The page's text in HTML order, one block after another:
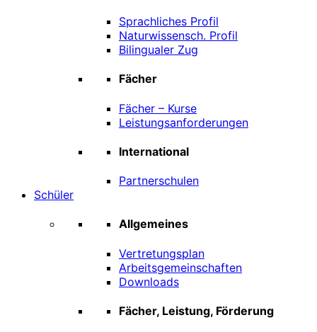
Sprachliches Profil
Naturwissensch. Profil
Bilingualer Zug
Fächer
Fächer – Kurse
Leistungsanforderungen
International
Partnerschulen
Schüler
Allgemeines
Vertretungsplan
Arbeitsgemeinschaften
Downloads
Fächer, Leistung, Förderung